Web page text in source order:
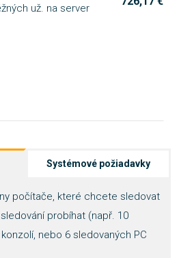
už. na server
Systémové požiadavky
počítače, které chcete sledovat
probíhat (např. 10
nebo 6 sledovaných PC